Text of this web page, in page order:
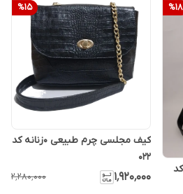
%18
%15
کیف مجلسی چرم طبیعی ۰زنانه کد
۰۲۲
۱٬۹۲۰٬۰۰۰ ۲٬۲۸۰٬۰۰۰